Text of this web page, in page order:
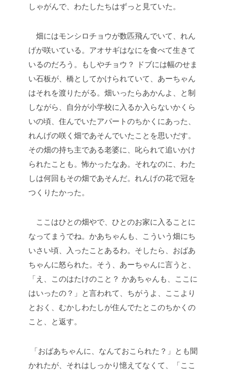
しゃがんで、わたしたちはずっと見ていた。
畑にはモンシロチョウが数匹飛んでいて、れん
げが咲いている。アオサギはなにを食べて生きて
いるのだろう。もしやチョウ？ ドブには幅のせま
い石板が、橋としてかけられていて、あーちゃん
はそれを渡りたがる。畑いったらあかんよ、と制
しながら、自分が小学校に入るか入らないかくら
いの頃、住んでいたアパートのちかくにあった、
れんげの咲く畑であそんでいたことを思いだす。
その畑の持ち主である老婆に、叱られて追いかけ
られたことも。怖かったなあ。それなのに、わた
しは何回もその畑であそんだ。れんげの花で冠を
つくりたかった。
ここはひとの畑やで、ひとのお家に入ることに
なってまうでね。かあちゃんも、こういう畑にち
いさい頃、入ったことあるわ。そしたら、おばあ
ちゃんに怒られた。そう、あーちゃんに言うと、
「え、このはたけのこと？ かあちゃんも、ここに
はいったの？」と言われて、ちがうよ、ここより
とおく、むかしわたしが住んでたとこのちかくの
こと、と返す。
「おばあちゃんに、なんておこられた？」とも聞
かれたが、それはしっかり憶えてなくて、「ここ